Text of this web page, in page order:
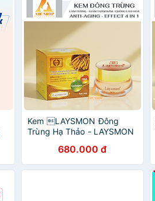
Kem LAYSMON Đông
Trùng Hạ Thảo - LAYSMON
EXTRACT AND COLLAGEN
BEAUTY CREAM 20g
680.000 đ